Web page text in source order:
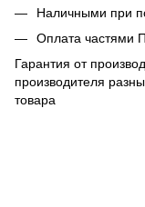
Наличными при
Оплата частями
Гарантия от
производителя
товара